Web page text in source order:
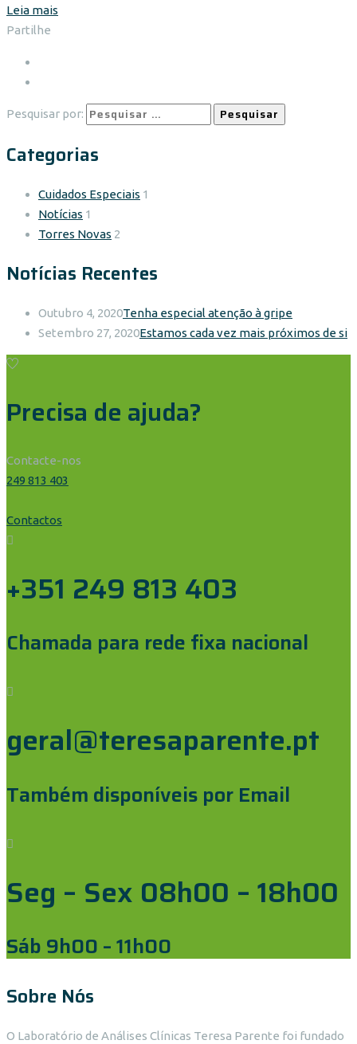
Leia mais
Partilhe
Pesquisar por:
Categorias
Cuidados Especiais 1
Notícias 1
Torres Novas 2
Notícias Recentes
Outubro 4, 2020Tenha especial atenção à gripe
Setembro 27, 2020Estamos cada vez mais próximos de si
Precisa de ajuda?
Contacte-nos
249 813 403
Contactos
+351 249 813 403
Chamada para rede fixa nacional
geral@teresaparente.pt
Também disponíveis por Email
Seg – Sex 08h00 – 18h00
Sáb 9h00 – 11h00
Sobre Nós
O Laboratório de Análises Clínicas Teresa Parente foi fundado